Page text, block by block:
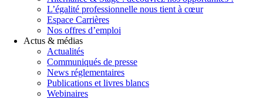
L’égalité professionnelle nous tient à cœur
Espace Carrières
Nos offres d’emploi
Actus & médias
Actualités
Communiqués de presse
News réglementaires
Publications et livres blancs
Webinaires